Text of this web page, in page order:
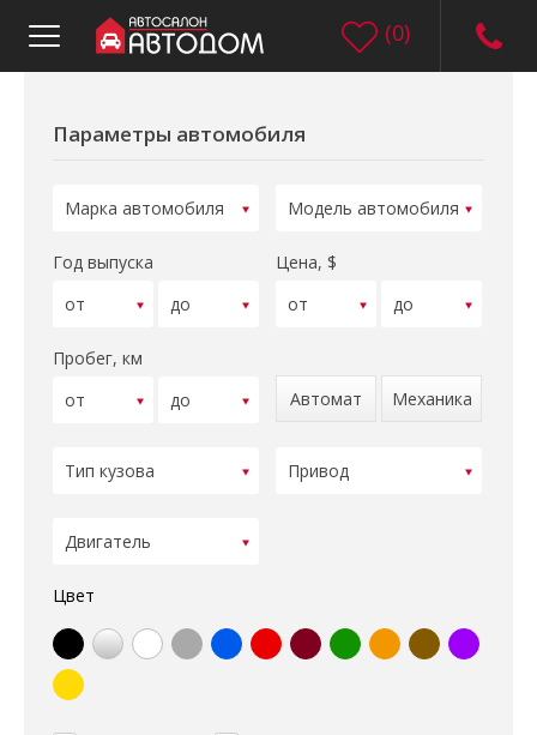
(0)
Параметры автомобиля
Год выпуска Цена, $
Пробег, км
Автомат
Механика
Цвет